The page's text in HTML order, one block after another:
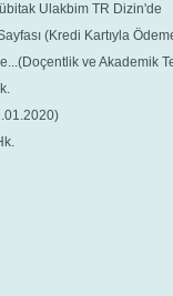
Ulakbim TR Dizin'de
(Kredi Kartıyla
ve Akademik